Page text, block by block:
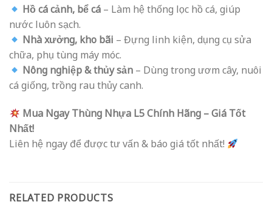
Hồ cá cảnh, bể cá– Làm hệ thống lọc hồ cá, giúp
nước luôn sạch.
Nhà xưởng, kho bãi – Đựng linh kiện, dụng cụ sửa
chữa, phụ tùng máy móc.
Nông nghiệp & thủy sản– Dùng trong ươm cây, nuôi
cá giống, trồng rau thủy canh.
Mua Ngay Thùng Nhựa L5 Chính Hãng – Giá Tốt
Nhất!
Liên hệ ngay để được tư vấn & báo giá tốt nhất!
RELATED PRODUCTS